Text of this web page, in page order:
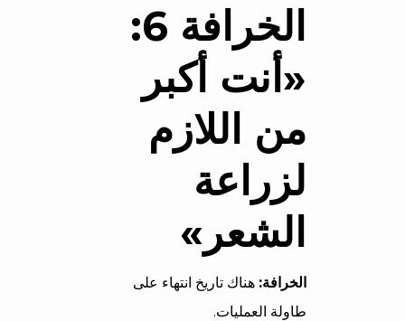
الخرافة 6:
«أنت أكبر
من اللازم
لزراعة
الشعر»
الخرافة: هناك تاريخ انتهاء على
طاولة العمليات.